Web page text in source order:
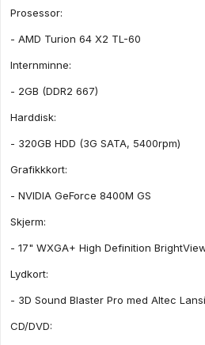
Prosessor:
- AMD Turion 64 X2 TL-60
Internminne:
- 2GB (DDR2 667)
Harddisk:
- 320GB HDD (3G SATA, 5400rpm)
Grafikkkort:
- NVIDIA GeForce 8400M GS
Skjerm:
- 17" WXGA+ High Definition
Lydkort:
- 3D Sound Blaster Pro med Altec
CD/DVD: